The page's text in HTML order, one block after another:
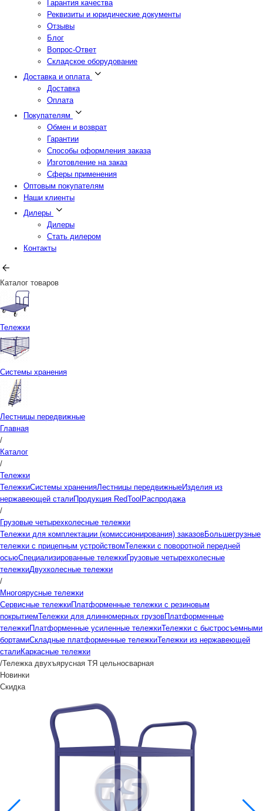
Гарантия качества
Реквизиты и юридические документы
Отзывы
Блог
Вопрос-Ответ
Складское оборудование
Доставка и оплата
Доставка
Оплата
Покупателям
Обмен и возврат
Гарантии
Способы оформления заказа
Изготовление на заказ
Сферы применения
Оптовым покупателям
Наши клиенты
Дилеры
Дилеры
Стать дилером
Контакты
Каталог товаров
Тележки
Системы хранения
Лестницы передвижные
Главная
/
Каталог
/
Тележки
ТележкиСистемы храненияЛестницы передвижныеИзделия из
нержавеющей сталиПродукция RedTool Распродажа
/
Грузовые четырехколесные тележки
Тележки для комплектации (комиссионирования) заказовБольшегрузные
тележки с прицепным устройствомТележки с поворотной передней
осьюСпециализированные тележкиГрузовые четырехколесные
тележкиДвухколесные тележки
/
Многоярусные тележки
Сервисные тележкиПлатформенные тележки с резиновым
покрытиемТележки для длинномерных грузовПлатформенные
тележкиПлатформенные усиленные тележкиТележки с быстросъемными
бортамиСкладные платформенные тележкиТележки из нержавеющей
сталиКаркасные тележки
/Тележка двухъярусная ТЯ цельносварная
Новинки
Скидка